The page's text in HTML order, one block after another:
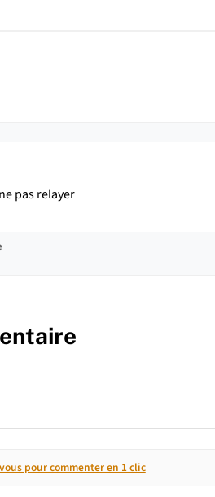
pas relayer
pour commenter en 1 clic